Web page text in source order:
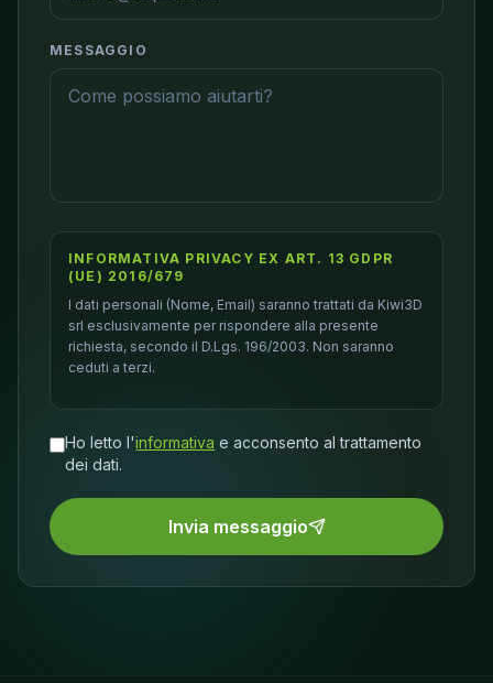
MESSAGGIO
INFORMATIVA PRIVACY EX ART. 13 GDPR
(UE) 2016/679
I dati personali (Nome, Email) saranno trattati da Kiwi3D
srl esclusivamente per rispondere alla presente
richiesta, secondo il D.Lgs. 196/2003. Non saranno
ceduti a terzi.
Ho letto l'informativa e acconsento al trattamento
dei dati.
Invia messaggio